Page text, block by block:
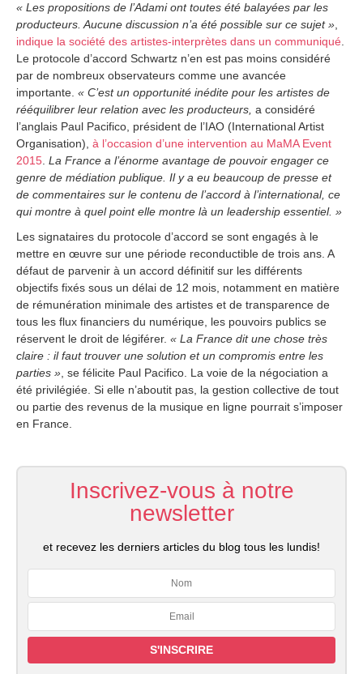
« Les propositions de l’Adami ont toutes été balayées par les
producteurs. Aucune discussion n’a été possible sur ce sujet »
indique la société des artistes-interprètes dans un communiqué
Le protocole d’accord Schwartz n’en est pas moins considéré
par de nombreux observateurs comme une avancée
importante. « C’est un opportunité inédite pour les artistes de
rééquilibrer leur relation avec les producteurs, a considéré
l’anglais Paul Pacifico, président de l’IAO (International Artist
Organisation), à l’occasion d’une intervention au MaMA Event
2015 La France a l’énorme avantage de pouvoir engager ce
genre de médiation publique. Il y a eu beaucoup de presse et
de commentaires sur le contenu de l’accord à l’international, ce
qui montre à quel point elle montre là un leadership essentiel. »
Les signataires du protocole d’accord se sont engagés à le
mettre en œuvre sur une période reconductible de trois ans. A
défaut de parvenir à un accord définitif sur les différents
objectifs fixés sous un délai de 12 mois, notamment en matière
de rémunération minimale des artistes et de transparence de
tous les flux financiers du numérique, les pouvoirs publics se
réservent le droit de légiférer. « La France dit une chose très
claire : il faut trouver une solution et un compromis entre les
parties » , se félicite Paul Pacifico. La voie de la négociation a
été privilégiée. Si elle n’aboutit pas, la gestion collective de tout
ou partie des revenus de la musique en ligne pourrait s’imposer
en France.
Inscrivez-vous à notre
newsletter
et recevez les derniers articles du blog tous les lundis!